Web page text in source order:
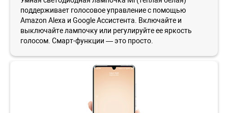
поддерживает голосовое управление с помощью
Amazon Alexa и Google Ассистента. Включайте и
выключайте лампочку или регулируйте ее яркость
голосом. Смарт-функции — это просто.